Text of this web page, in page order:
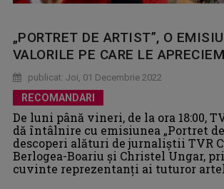
„PORTRET DE ARTIST”, O
VALORILE PE CARE LE APRECIEM
publicat: Joi, 01 Decembrie 2022
RECOMANDARI
De luni până vineri, de la ora 18:00,
dă întâlnire cu emisiunea „Portret
descoperi alături de jurnaliștii TVR
Berlogea-Boariu și Christel Ungar,
cuvinte reprezentanți ai tuturor